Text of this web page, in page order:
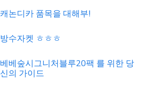
캐논디카 품목을 대해부!
방수자켓 ㅎㅎㅎ
베베숲시그니처블루20팩 를 위한 당
신의 가이드